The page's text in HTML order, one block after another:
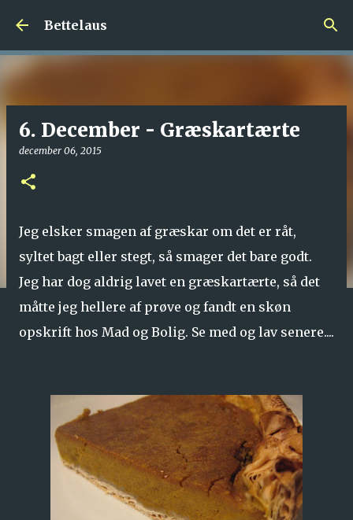
Gå videre til hovedindholdet
Bettelaus
6. December - Græskartærte
december 06, 2015
Jeg elsker smagen af græskar om det er råt,
syltet bagt eller stegt, så smager det bare godt.
Jeg har dog aldrig lavet en græskartærte, så det
måtte jeg hellere af prøve og fandt en skøn
opskrift hos Mad og Bolig. Se med og lav senere....